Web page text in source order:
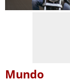
Mundo